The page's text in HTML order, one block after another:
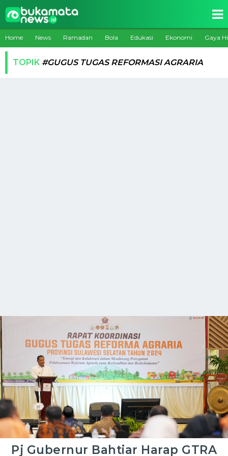
Home News Ramadan Bola Edukasi Ekonomi Gaya
TOPIK #GUGUS TUGAS REFORMASI AGRARIA
Pj Gubernur Bahtiar Harap GTRA